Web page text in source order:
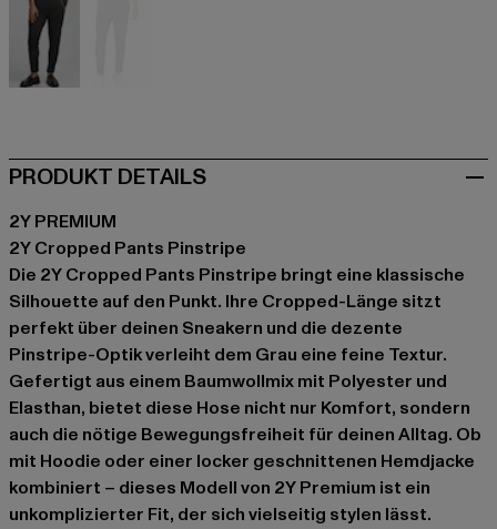
PRODUKT DETAILS
2Y PREMIUM
2Y Cropped Pants Pinstripe
Die 2Y Cropped Pants Pinstripe bringt eine klassische
Silhouette auf den Punkt. Ihre Cropped-Länge sitzt
perfekt über deinen Sneakern und die dezente
Pinstripe-Optik verleiht dem Grau eine feine Textur.
Gefertigt aus einem Baumwollmix mit Polyester und
Elasthan, bietet diese Hose nicht nur Komfort, sondern
auch die nötige Bewegungsfreiheit für deinen Alltag. Ob
mit Hoodie oder einer locker geschnittenen Hemdjacke
kombiniert – dieses Modell von 2Y Premium ist ein
unkomplizierter Fit, der sich vielseitig stylen lässt.